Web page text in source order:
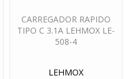
CARREGADOR RAPIDO
TIPO C 3.1A LEHMOX LE-
508-4
LEHMOX